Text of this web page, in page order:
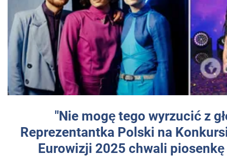
"Nie mogę tego wyrzucić z
Reprezentantka Polski na
Eurowizji 2025 chwali